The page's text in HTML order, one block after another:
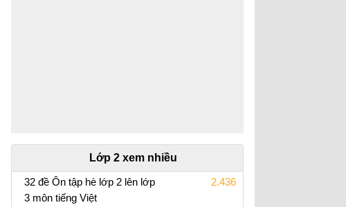
Lớp 2 xem nhiều
32 đề Ôn tập hè lớp 2 lên lớp
3 môn tiếng Việt
2.436